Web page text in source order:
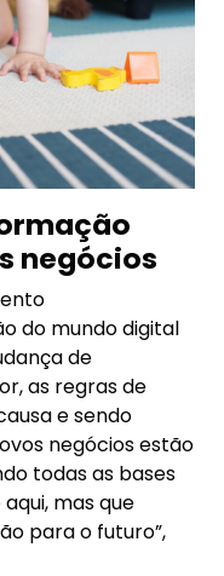
negócios
do mundo digital
de
as regras de
e sendo
negócios estão
todas as bases
mas que
para o futuro”,